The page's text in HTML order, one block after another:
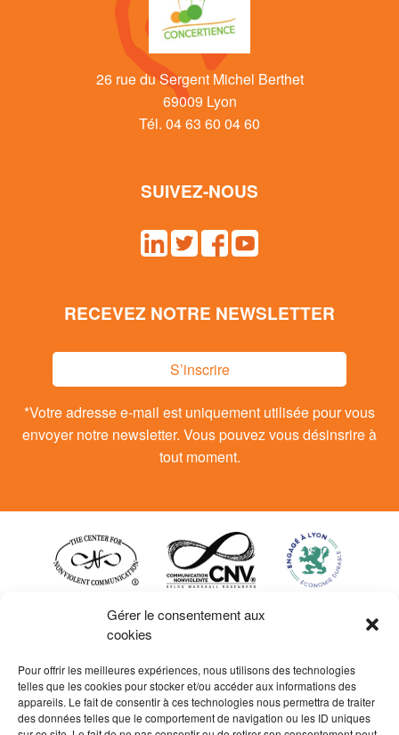
Gérer le consentement aux
cookies
Pour offrir les meilleures expériences, nous utilisons des technologies
telles que les cookies pour stocker et/ou accéder aux informations des
appareils. Le fait de consentir à ces technologies nous permettra de traiter
des données telles que le comportement de navigation ou les ID uniques
26 rue du Sergent Michel Berthet
69009 Lyon
Tél. 04 63 60 04 60
SUIVEZ-NOUS
RECEVEZ NOTRE NEWSLETTER
S’inscrire
*Votre adresse e-mail est uniquement utilisée pour vous
envoyer notre newsletter. Vous pouvez vous désinsrire à
tout moment.